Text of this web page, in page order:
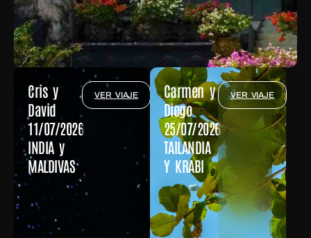
Cris y
David
11/07/2026
INDIA y
MALDIVAS
VER VIAJE
Carmen y
Diego
25/07/2026
TAILANDIA
Y KRABI
VER VIAJE